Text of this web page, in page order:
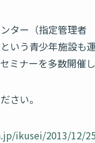
ター（指定管理
いう青少年施設も
ミナーを多数開催し
さい。
ikusei/2013/12/